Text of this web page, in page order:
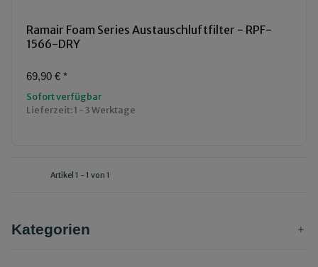
Ramair Foam Series Austauschluftfilter - RPF-
1566-DRY
69,90 € *
Sofort verfügbar
Lieferzeit:1 - 3 Werktage
Artikel 1 - 1 von 1
Kategorien